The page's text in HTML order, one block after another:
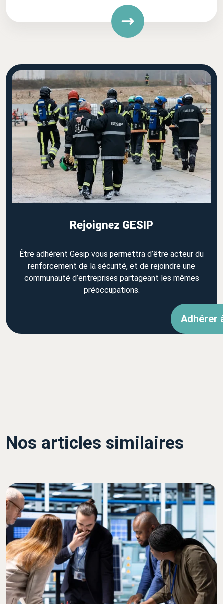
Rejoignez GESIP
Être adhérent Gesip vous permettra d’être acteur du
renforcement de la sécurité, et de rejoindre une
communauté d’entreprises partageant les mêmes
préoccupations.
Adhérer
Nos articles similaires